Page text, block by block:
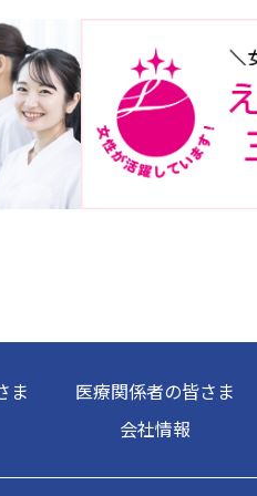
ま 医療関係者の皆さま
会社情報